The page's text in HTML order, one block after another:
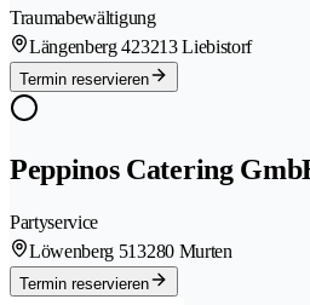
Traumabewältigung
Längenberg 423213 Liebistorf
Termin reservieren
Peppinos Catering
Partyservice
Löwenberg 513280 Murten
Termin reservieren